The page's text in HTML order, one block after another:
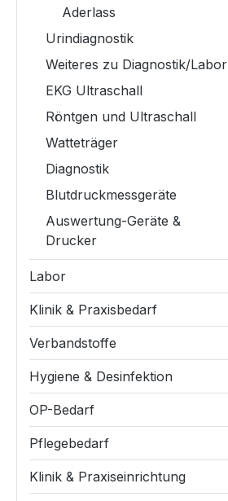
Aderlass
Urindiagnostik
Weiteres zu Diagnostik/Labor
EKG Ultraschall
Röntgen und Ultraschall
Watteträger
Diagnostik
Blutdruckmessgeräte
Auswertung-Geräte &
Drucker
Labor
Klinik & Praxisbedarf
Verbandstoffe
Hygiene & Desinfektion
OP-Bedarf
Pflegebedarf
Klinik & Praxiseinrichtung